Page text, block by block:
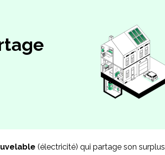
(électricité) qui partage son surplus